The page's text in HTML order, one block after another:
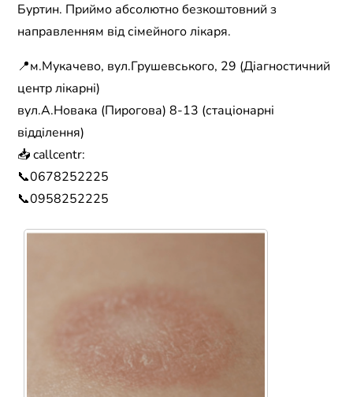
Буртин. Приймо абсолютно безкоштовний з
направленням від сімейного лікаря.
📍м.Мукачево, вул.Грушевського, 29 (Діагностичний
центр лікарні)
вул.А.Новака (Пирогова) 8-13 (стаціонарні
відділення)
📥 callcentr:
📞0678252225
📞0958252225